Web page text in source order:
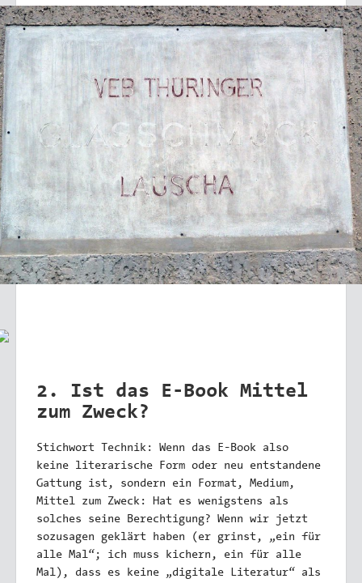
2. Ist das E-Book Mittel
zum Zweck?
Stichwort Technik: Wenn das E-Book also
keine literarische Form oder neu entstandene
Gattung ist, sondern ein Format, Medium,
Mittel zum Zweck: Hat es wenigstens als
solches seine Berechtigung? Wenn wir jetzt
sozusagen geklärt haben (er grinst, „ein für
alle Mal“; ich muss kichern, ein für alle
Mal), dass es keine „digitale Literatur“ als